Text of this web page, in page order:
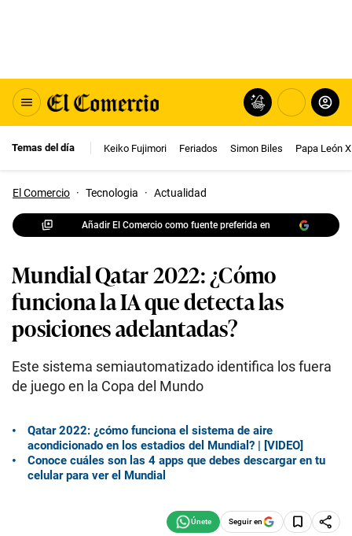
Temas del día Keiko Fujimori Feriados Simon Biles Papa León
El Comercio · Tecnologia · Actualidad
Añadir El Comercio como fuente preferida en
Mundial Qatar 2022: ¿Cómo
funciona la IA que detecta las
posiciones adelantadas?
Este sistema semiautomatizado identifica los fuera
de juego en la Copa del Mundo
Qatar 2022: ¿cómo funciona el sistema de aire
acondicionado en los estadios del Mundial? | [VIDEO]
Conoce cuáles son las 4 apps que debes descargar en tu
celular para ver el Mundial
Seguir en